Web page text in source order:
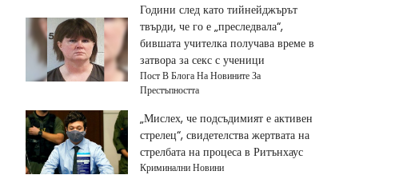
Години след като тийнейджърът
твърди, че го е „преследвала“,
бившата учителка получава време в
затвора за секс с ученици
Пост В Блога На Новините За
Престъпността
„Мислех, че подсъдимият е активен
стрелец“, свидетелства жертвата на
стрелбата на процеса в Ритънхаус
Криминални Новини